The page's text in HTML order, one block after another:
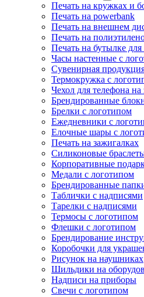
Печать на кружках и
Печать на powerbank
Печать на внешнем
Печать на
Печать на бутылке
Часы настенные с
Сувенирная
Термокружка с
Чехол для телефона на
Брендированные
Брелки с логотипом
Ежедневники с
Елочные шары с
Печать на зажигалках
Силиконовые
Корпоративные
Медали с логотипом
Брендированные
Таблички с надписями
Тарелки с надписями
Термосы с логотипом
Флешки с логотипом
Брендирование
Коробочки для
Рисунок на наушниках
Шильдики на
Надписи на приборы
Свечи с логотипом